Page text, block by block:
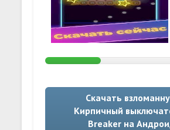
Скачать
Кирпичный
Breaker на